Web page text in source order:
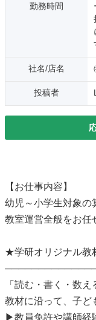
勤務時間
社名/店名
投稿者
【お仕事内容】
幼児～小学生対象の
教室運営全般をお任
★学研オリジナル教
「読む・書く・数
教材に沿って、子ど
▶教員免許や講師経